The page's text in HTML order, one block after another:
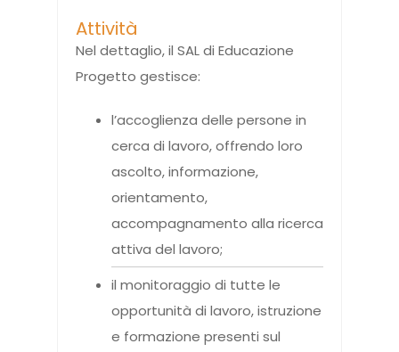
Attività
Nel dettaglio, il SAL di Educazione
Progetto gestisce:
l’accoglienza delle persone in
cerca di lavoro, offrendo loro
ascolto, informazione,
orientamento,
accompagnamento alla ricerca
attiva del lavoro;
il monitoraggio di tutte le
opportunità di lavoro, istruzione
e formazione presenti sul